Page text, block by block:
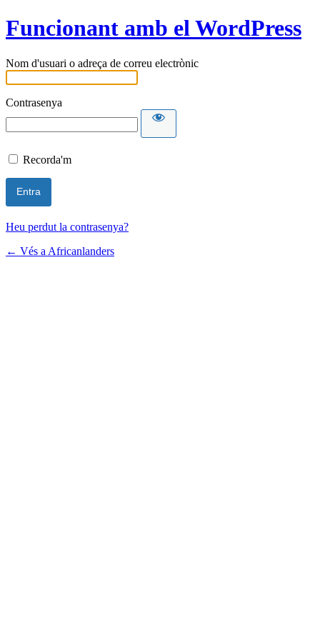
Funcionant amb el WordPress
Nom d'usuari o adreça de correu electrònic
Contrasenya
Recorda'm
Heu perdut la contrasenya?
← Vés a Africanlanders